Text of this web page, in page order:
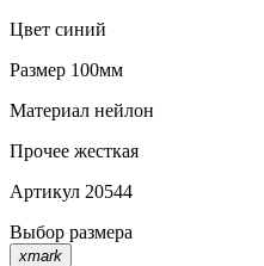
Цвет синий
Размер 100мм
Материал нейлон
Прочее жесткая
Артикул 20544
Выбор размера
xmark